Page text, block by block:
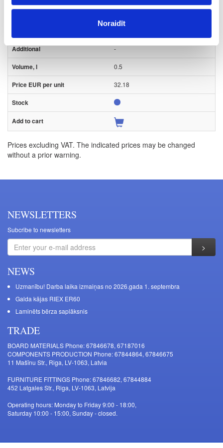
Noraidīt
-
0.5
32.18
Prices excluding VAT. The indicated prices may be changed
without a prior warning.
NEWSLETTERS
Subcribe to newsletters
NEWS
Uzmanību! Darba laika izmaiņas no 2026.gada 1. septembra
Galda kājas RIEX ER60
Laminēts bērza saplāksnis
TRADE
BOARD MATERIALS Phone: 67846678, 67187016
COMPONENTS PRODUCTION Phone: 67844864, 67846675
11 Mašīnu Str., Riga, LV-1063, Latvia
FURNITURE FITTINGS Phone: 67846682, 67844884
452 Latgales Str., Riga, LV-1063, Latvija
Operating hours: Monday to Friday 9:00 - 18:00,
Saturday 10:00 - 15:00, Sunday - closed.